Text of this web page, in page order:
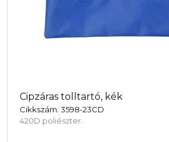
Cipzáras tolltartó, kék
Cikkszám: 3598-23CD
420D poliészter.